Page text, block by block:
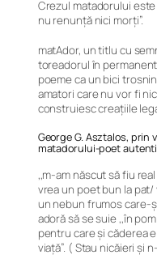
Crezul matadorului
nu renunţă nici morţi”.
matAdor, un titlu cu
toreadorul în
poeme ca un bici
amatori care nu vor fi
construiesc creațiile
George G. Asztalos, prin
matadorului-poet
,,m-am născut să fiu
vrea un poet bun la
un nebun frumos care-
adoră să se suie ,,în
pentru care și căderea
viaţă”. ( Stau nicăieri și